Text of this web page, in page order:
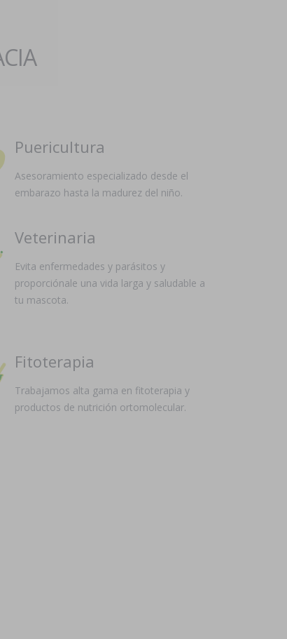
Puericultura
Asesoramiento especializado desde el
embarazo hasta la madurez del niño.
Veterinaria
Evita enfermedades y parásitos y
proporciónale una vida larga y saludable a
tu mascota.
Fitoterapia
Trabajamos alta gama en fitoterapia y
productos de nutrición ortomolecular.